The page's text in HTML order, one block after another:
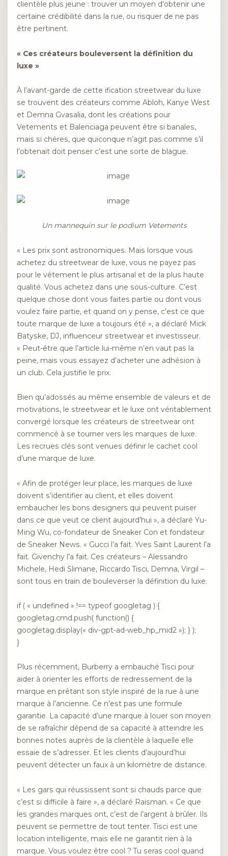
clientèle plus jeune : trouver un moyen d’obtenir une
certaine crédibilité dans la rue, ou risquer de ne pas
être pertinent.
« Ces créateurs bouleversent la définition du
luxe »
À l’avant-garde de cette ification streetwear du luxe
se trouvent des créateurs comme Abloh, Kanye West
et Demna Gvasalia, dont les créations pour
Vetements et Balenciaga peuvent être si banales,
mais si chères, que quiconque n’agit pas comme s’il
l’obtenait doit penser c’est une sorte de blague.
Un mannequin sur le podium Vetements
« Les prix sont astronomiques. Mais lorsque vous
achetez du streetwear de luxe, vous ne payez pas
pour le vêtement le plus artisanal et de la plus haute
qualité. Vous achetez dans une sous-culture. C’est
quelque chose dont vous faites partie ou dont vous
voulez faire partie, et quand on y pense, c’est ce que
toute marque de luxe a toujours été », a déclaré Mick
Batyske, DJ, influenceur streetwear et investisseur.
« Peut-être que l’article lui-même n’en vaut pas la
peine, mais vous essayez d’acheter une adhésion à
un club. Cela justifie le prix.
Bien qu’adossés au même ensemble de valeurs et de
motivations, le streetwear et le luxe ont véritablement
convergé lorsque les créateurs de streetwear ont
commencé à se tourner vers les marques de luxe.
Les recrues clés sont venues définir le cachet cool
d’une marque de luxe.
« Afin de protéger leur place, les marques de luxe
doivent s’identifier au client, et elles doivent
embaucher les bons designers qui peuvent puiser
dans ce que veut ce client aujourd’hui », a déclaré Yu-
Ming Wu, co-fondateur de Sneaker Con et fondateur
de Sneaker News. « Gucci l’a fait. Yves Saint Laurent l’a
fait. Givenchy l’a fait. Ces créateurs – Alessandro
Michele, Hedi Slimane, Riccardo Tisci, Demna, Virgil –
sont tous en train de bouleverser la définition du luxe.
if ( « undefined » !== typeof googletag ) {
googletag.cmd.push( function() {
googletag.display(« div-gpt-ad-web_hp_mid2 »); } );
}
Plus récemment, Burberry a embauché Tisci pour
aider à orienter les efforts de redressement de la
marque en prêtant son style inspiré de la rue à une
marque à l’ancienne. Ce n’est pas une formule
garantie. La capacité d’une marque à louer son moyen
de se rafraîchir dépend de sa capacité à atteindre les
bonnes notes auprès de la clientèle à laquelle elle
essaie de s’adresser. Et les clients d’aujourd’hui
peuvent détecter un faux à un kilomètre de distance.
« Les gars qui réussissent sont si chauds parce que
c’est si difficile à faire », a déclaré Raisman. « Ce que
les grandes marques ont, c’est de l’argent à brûler. Ils
peuvent se permettre de tout tenter. Tisci est une
location intelligente, mais elle ne garantit rien à la
marque. Vous voulez être cool ? Tu seras cool quand